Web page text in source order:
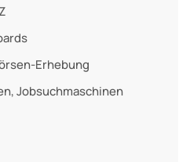
Erhebung
Jobsuchmaschinen